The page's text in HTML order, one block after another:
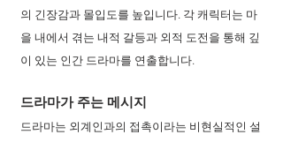
의 긴장감과 몰입도를 높입니다. 각 캐릭터는 마
을 내에서 겪는 내적 갈등과 외적 도전을 통해 깊
이 있는 인간 드라마를 연출합니다.
드라마가 주는 메시지
드라마는 외계인과의 접촉이라는 비현실적인 설